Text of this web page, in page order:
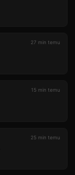
27 min temu
15 min temu
25 min temu